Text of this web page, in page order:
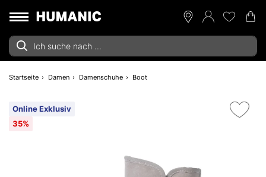
Startseite Damen Damenschuhe Boot
Online Exklusiv
35%